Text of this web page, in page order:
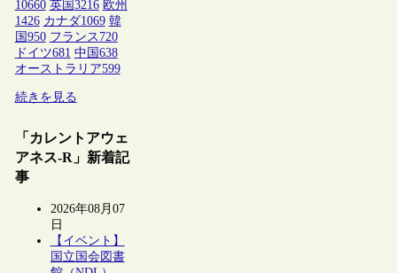
10660 英国 3216 欧州
1426 カナダ1069 韓
国 950 フランス 720
ドイツ681 中国 638
オーストラリア599
続きを見る
「カレントアウェ
アネス-R」新着記
事
2026年08月07
日
【イベント】
国立国会図書